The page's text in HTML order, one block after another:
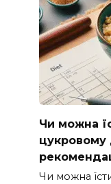
Чи можна
цукровому
Чи можна